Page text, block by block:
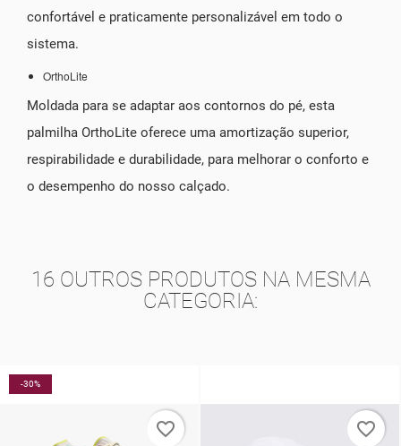
confortável e praticamente personalizável em todo o
sistema.
OrthoLite
Moldada para se adaptar aos contornos do pé, esta
palmilha OrthoLite oferece uma amortização superior,
respirabilidade e durabilidade, para melhorar o conforto e
o desempenho do nosso calçado.
16 OUTROS PRODUTOS NA MESMA
CATEGORIA:
-30%
favorite_border favorite_border